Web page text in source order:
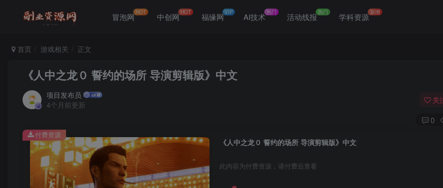
冒泡网 HOT 中创网 HOT 福缘网VIP AI技术热门 活动线报热门 学科资源 新增
首页 游戏相关 正文
《人中之龙０ 誓约的场所 导演剪辑版》中文
项目发布员
4个月前更新
关
0
《人中之龙０ 誓约的场所 导演剪辑版》中文
此内容为付费资源，请付费后查看
付费资源